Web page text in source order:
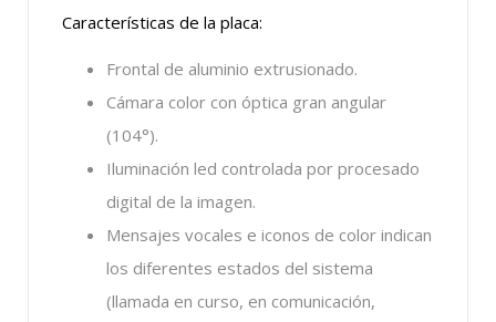
Características de la placa:
Frontal de aluminio extrusionado.
Cámara color con óptica gran angular
(104°).
Iluminación led controlada por procesado
digital de la imagen.
Mensajes vocales e iconos de color indican
los diferentes estados del sistema
(llamada en curso, en comunicación,